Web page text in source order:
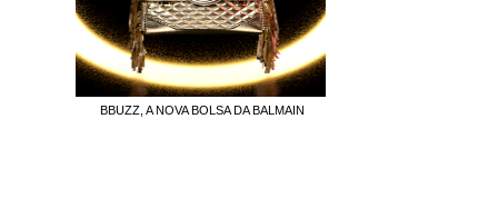
BBUZZ, A NOVA BOLSA DA BALMAIN